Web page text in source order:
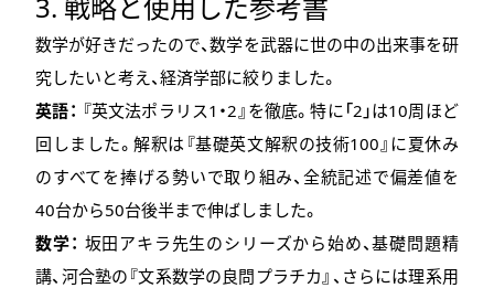
数学が好きだったので、数学を武器に世の中の出来事を研
究したいと考え、経済学部に絞りました。
英語： 『英文法ポラリス1・2』を徹底。特に「2」は10周ほど
回しました。解釈は『基礎英文解釈の技術100』に夏休み
のすべてを捧げる勢いで取り組み、全統記述で偏差値を
40台から50台後半まで伸ばしました。
数学： 坂田アキラ先生のシリーズから始め、基礎問題精
講、河合塾の『文系数学の良問プラチカ』、さらには理系用